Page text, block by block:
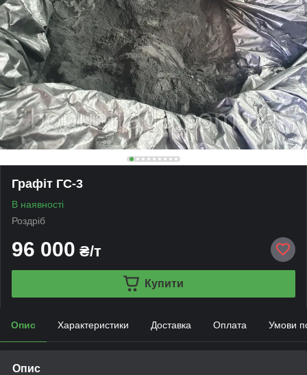
Графіт ГС-3
В наявності
Роздріб
96 000 ₴/т
Купити
Опис Характеристики Доставка Оплата Умови
Опис